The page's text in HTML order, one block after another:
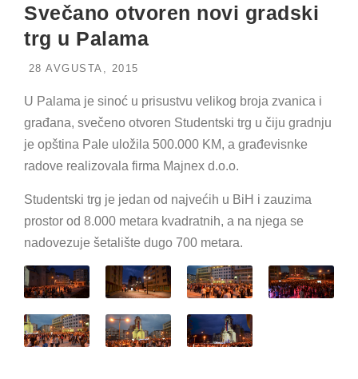
Svečano otvoren novi gradski
trg u Palama
28 AVGUSTA, 2015
U Palama je sinoć u prisustvu velikog broja zvanica i
građana, svečeno otvoren Studentski trg u čiju gradnju
je opština Pale uložila 500.000 KM, a građevisnke
radove realizovala firma Majnex d.o.o.
Studentski trg je jedan od najvećih u BiH i zauzima
prostor od 8.000 metara kvadratnih, a na njega se
nadovezuje šetalište dugo 700 metara.